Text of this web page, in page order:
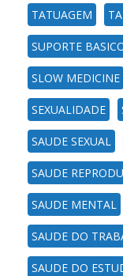
TATUAGEM
SUPORTE
SLOW MEDICINE
SEXUALIDADE
SAUDE SEXUAL
SAUDE
SAUDE MENTAL
SAUDE DO
SAUDE DO